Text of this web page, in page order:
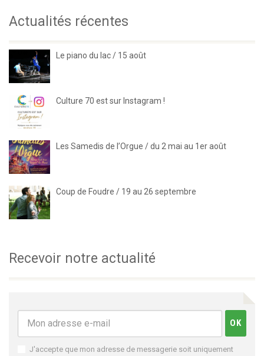
Actualités récentes
Le piano du lac / 15 août
Culture 70 est sur Instagram !
Les Samedis de l’Orgue / du 2 mai au 1er août
Coup de Foudre / 19 au 26 septembre
Recevoir notre actualité
J'accepte que mon adresse de messagerie soit uniquement